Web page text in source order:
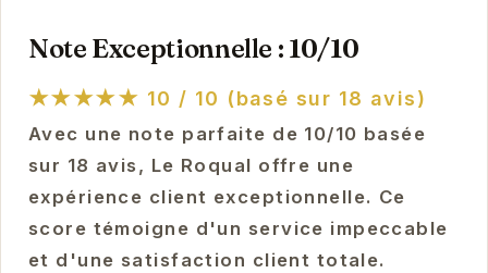
Note Exceptionnelle : 10/10
★★★★★ 10 / 10 (basé sur 18 avis)
Avec une note parfaite de 10/10 basée
sur 18 avis, Le Roqual offre une
expérience client exceptionnelle. Ce
score témoigne d'un service impeccable
et d'une satisfaction client totale.